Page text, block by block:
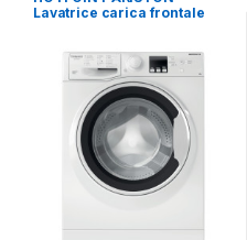
Lavatrice carica frontale